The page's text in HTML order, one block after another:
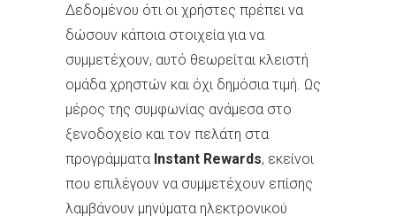
Δεδομένου ότι οι χρήστες πρέπει να
δώσουν κάποια στοιχεία για να
συμμετέχουν, αυτό θεωρείται κλειστή
ομάδα χρηστών και όχι δημόσια τιμή. Ως
μέρος της συμφωνίας ανάμεσα στο
ξενοδοχείο και τον πελάτη στα
προγράμματα Instant Rewards, εκείνοι
που επιλέγουν να συμμετέχουν επίσης
λαμβάνουν μηνύματα ηλεκτρονικού